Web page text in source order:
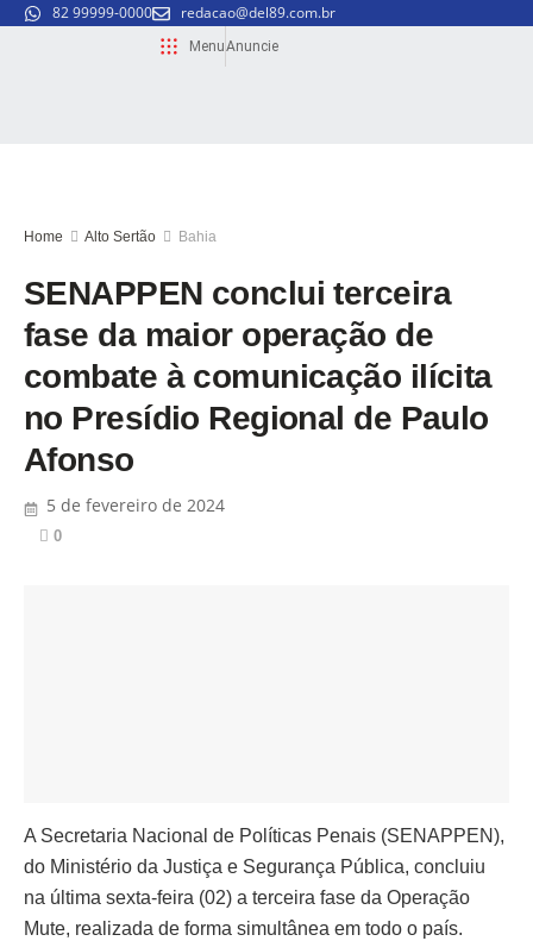
82 99999-0000 redacao@del89.com.br
MenuAnuncie
Home Alto Sertão Bahia
SENAPPEN conclui terceira
fase da maior operação de
combate à comunicação ilícita
no Presídio Regional de Paulo
Afonso
5 de fevereiro de 2024
0
A Secretaria Nacional de Políticas Penais (SENAPPEN),
do Ministério da Justiça e Segurança Pública, concluiu
na última sexta-feira (02) a terceira fase da Operação
Mute, realizada de forma simultânea em todo o país.